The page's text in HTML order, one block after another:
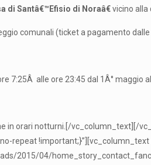
di Santâ€™Efisio di Noraâ€vicino alla
comunali (ticket a pagamento
7:25Â alle ore 23:45 dal 1Â° maggio
in orari notturni.[/vc_column_text][/
repeat
2015/04/